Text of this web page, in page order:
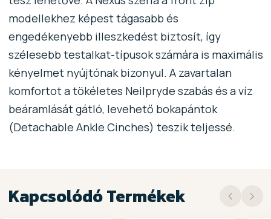
modellekhez képest tágasabb és
engedékenyebb illeszkedést biztosít, így
szélesebb testalkat-típusok számára is maximális
kényelmet nyújtónak bizonyul. A zavartalan
komfortot a tökéletes Neilpryde szabás és a víz
beáramlását gátló, levehető bokapántok
(Detachable Ankle Cinches) teszik teljessé.
Kapcsolódó Termékek